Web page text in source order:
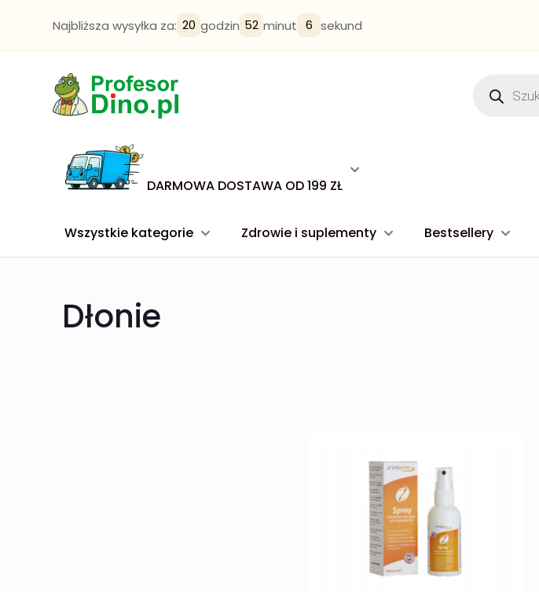
Najbliższa wysyłka za: 20 godzin 52 minut 5 sekund
produktów
DARMOWA DOSTAWA OD 199 ZŁ
Wszystkie kategorie Zdrowie i suplementy Bestsellery
Dłonie